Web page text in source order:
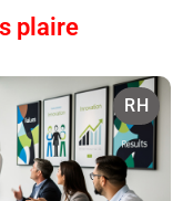
plaire
RH